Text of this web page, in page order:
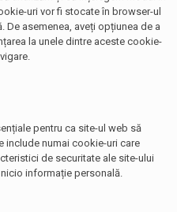
uri vor fi stocate în browser-ul
De asemenea, aveți opțiunea de a
la unele dintre aceste cookie-
pentru ca site-ul web să
include numai cookie-uri care
de securitate ale site-ului
informație personală.